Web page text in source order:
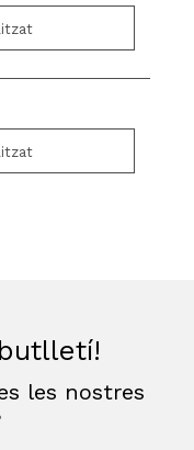
les nostres